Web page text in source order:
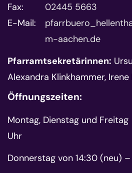
Fax:
02445 5663
E-Mail:
m-aachen.de
Pfarramtsekretärinnen:
Alexandra Klinkhammer, Irene
Öffnungszeiten:
Montag, Dienstag und
Uhr
Donnerstag von 14:30 (neu) –